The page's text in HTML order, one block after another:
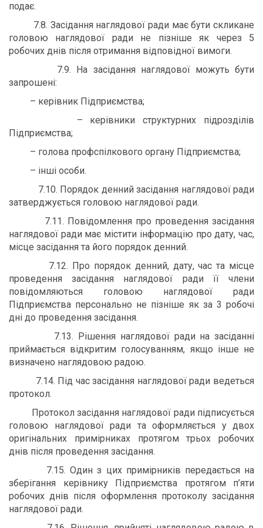
подає.
7.8. Засідання наглядової ради має бути скликане
головою наглядової ради не пізніше як через 5
робочих днів після отримання відповідної вимоги.
7.9. На засідання наглядової можуть бути
запрошені:
– керівник Підприємства;
– керівники структурних підрозділів
Підприємства;
– голова профспілкового органу Підприємства;
– інші особи.
7.10. Порядок денний засідання наглядової ради
затверджується головою наглядової ради.
7.11. Повідомлення про проведення засідання
наглядової ради має містити інформацію про дату, час,
місце засідання та його порядок денний.
7.12. Про порядок денний, дату, час та місце
проведення засідання наглядової ради її члени
повідомляються головою наглядової ради
Підприємства персонально не пізніше як за 3 робочі
дні до проведення засідання.
7.13. Рішення наглядової ради на засіданні
приймається відкритим голосуванням, якщо інше не
визначено наглядовою радою.
7.14. Під час засідання наглядової ради ведеться
протокол.
Протокол засідання наглядової ради підписується
головою наглядової ради та оформляється у двох
оригінальних примірниках протягом трьох робочих
днів після проведення засідання.
7.15. Один з цих примірників передається на
зберігання керівнику Підприємства протягом п’яти
робочих днів після оформлення протоколу засідання
наглядової ради.